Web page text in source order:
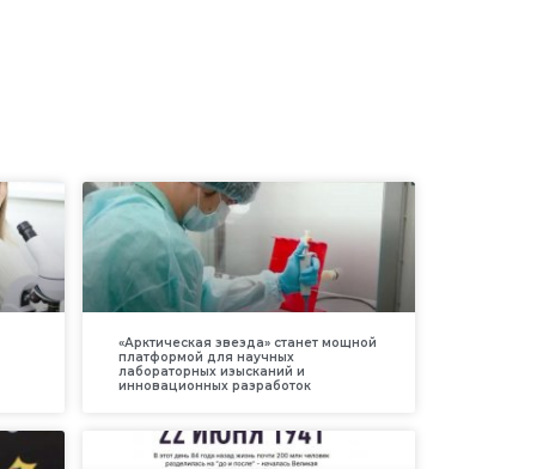
«Арктическая звезда» станет мощной
платформой для научных
лабораторных изысканий и
инновационных разработок